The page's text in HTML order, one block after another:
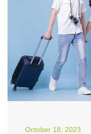
October 18, 2023